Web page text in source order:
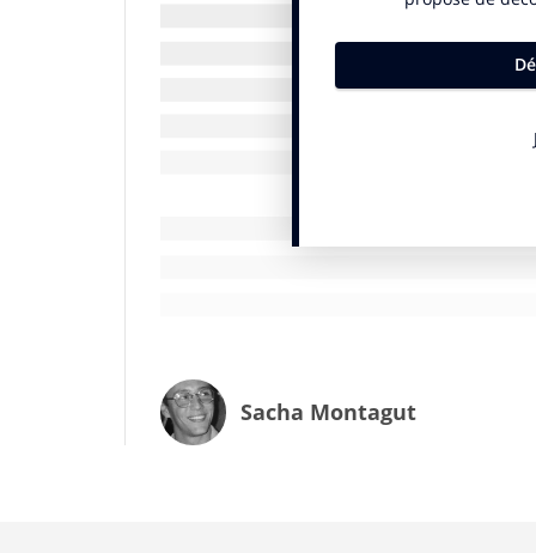
— Universal Music FR
INfluencia : le magazine est-il plutôt
choix des sujets, de celui de nos invités
Le résultat est un champ tellement vaste
justement notre concept, « Tous les
Sacha Montagut